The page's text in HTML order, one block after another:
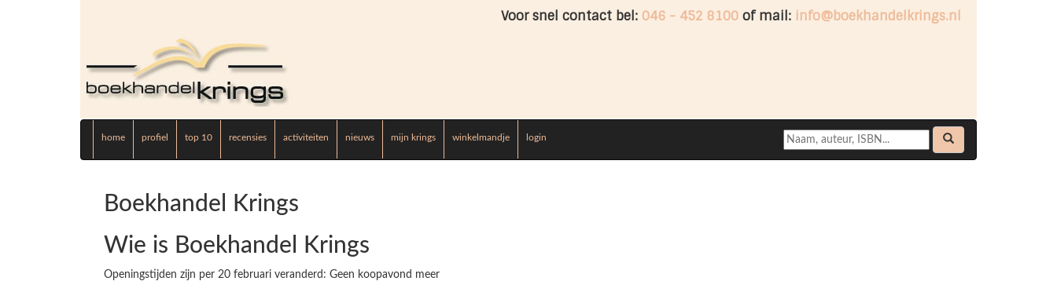
Voor snel contact bel: 046 - 452 8100 of mail: info@boekhandelkrings.nl
home profiel top 10 recensies activiteiten nieuws mijn krings winkelmandje login
Boekhandel Krings
Wie is Boekhandel Krings
Openingstijden zijn per 20 februari veranderd: Geen koopavond meer